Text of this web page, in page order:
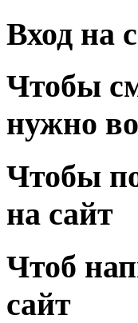
Вход на
Чтобы
нужно
Чтобы
на сайт
Чтоб
сайт